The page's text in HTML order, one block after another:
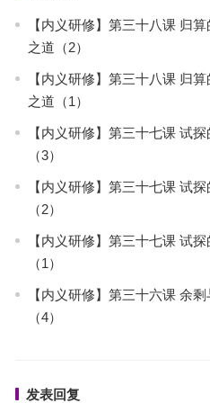
【内义研修】第三十八课 归
之道（2）
【内义研修】第三十八课 归
之道（1）
【内义研修】第三十七课 试
（3）
【内义研修】第三十七课 试
（2）
【内义研修】第三十七课 试
（1）
【内义研修】第三十六课 余
（4）
发表回复